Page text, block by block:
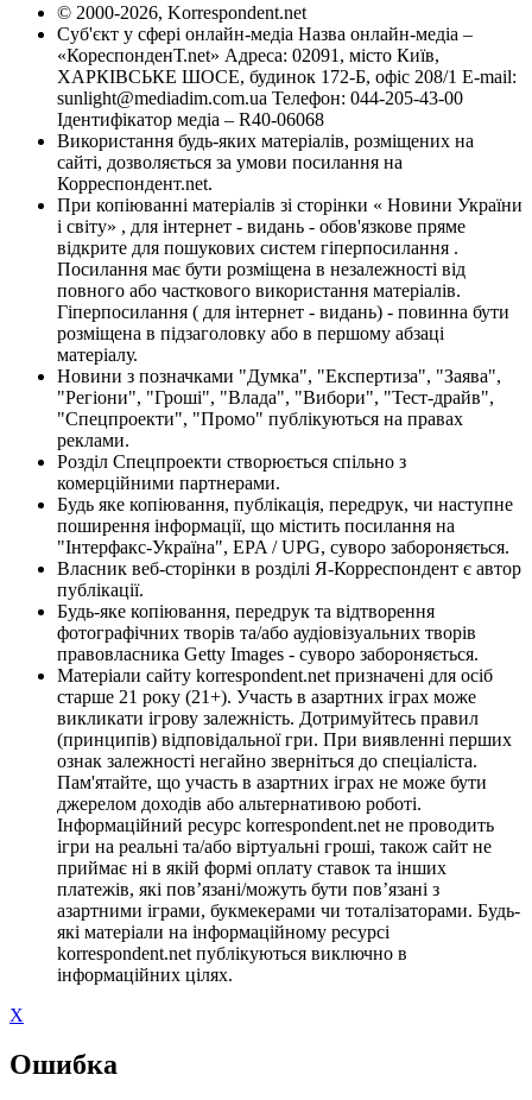
© 2000-2026, Korrespondent.net
Суб'єкт у сфері онлайн-медіа Назва онлайн-медіа –
«КореспонденТ.net» Адреса: 02091, місто Київ,
ХАРКІВСЬКЕ ШОСЕ, будинок 172-Б, офіс 208/1 E-mail:
sunlight@mediadim.com.ua Телефон: 044-205-43-00
Ідентифікатор медіа – R40-06068
Використання будь-яких матеріалів, розміщених на
сайті, дозволяється за умови посилання на
Корреспондент.net.
При копіюванні матеріалів зі сторінки « Новини України
і світу» , для інтернет - видань - обов'язкове пряме
відкрите для пошукових систем гіперпосилання .
Посилання має бути розміщена в незалежності від
повного або часткового використання матеріалів.
Гіперпосилання ( для інтернет - видань) - повинна бути
розміщена в підзаголовку або в першому абзаці
матеріалу.
Новини з позначками "Думка", "Експертиза", "Заява",
"Регіони", "Гроші", "Влада", "Вибори", "Тест-драйв",
"Спецпроекти", "Промо" публікуються на правах
реклами.
Розділ Спецпроекти створюється спільно з
комерційними партнерами.
Будь яке копіювання, публікація, передрук, чи наступне
поширення інформації, що містить посилання на
"Інтерфакс-Україна", EPA / UPG, суворо забороняється.
Власник веб-сторінки в розділі Я-Корреспондент є автор
публікації.
Будь-яке копіювання, передрук та відтворення
фотографічних творів та/або аудіовізуальних творів
правовласника Getty Images - суворо забороняється.
Матеріали сайту korrespondent.net призначені для осіб
старше 21 року (21+). Участь в азартних іграх може
викликати ігрову залежність. Дотримуйтесь правил
(принципів) відповідальної гри. При виявленні перших
ознак залежності негайно зверніться до спеціаліста.
Пам'ятайте, що участь в азартних іграх не може бути
джерелом доходів або альтернативою роботі.
Інформаційний ресурс korrespondent.net не проводить
ігри на реальні та/або віртуальні гроші, також сайт не
приймає ні в якій формі оплату ставок та інших
платежів, які пов’язані/можуть бути пов’язані з
азартними іграми, букмекерами чи тоталізаторами. Будь-
які матеріали на інформаційному ресурсі
korrespondent.net публікуються виключно в
інформаційних цілях.
X
Ошибка